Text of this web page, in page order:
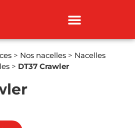
> Nos nacelles > Nacelles
> DT37 Crawler